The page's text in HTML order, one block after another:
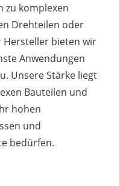
zu komplexen
Drehteilen oder
Hersteller bieten wir
Anwendungen
Unsere Stärke liegt
Bauteilen und
hohen
und
bedürfen.